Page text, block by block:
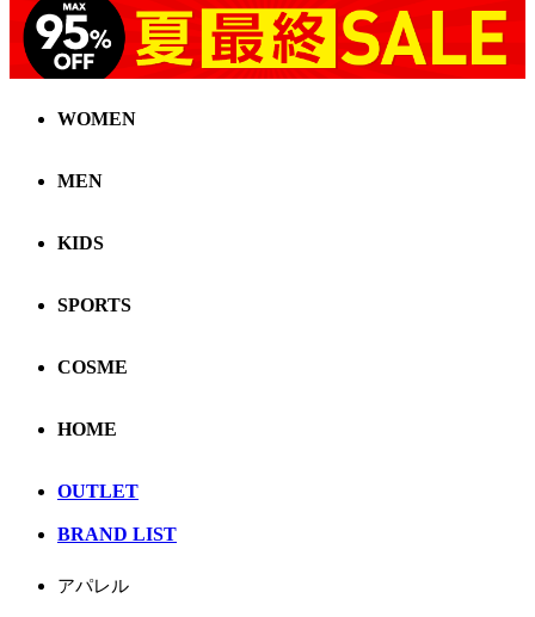
WOMEN
MEN
KIDS
SPORTS
COSME
HOME
OUTLET
BRAND LIST
アパレル